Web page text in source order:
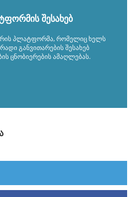
შესახებ
პლატფორმა, რომელიც ხელს
განვითარების შესახებ
ცნობიერების ამაღლებას.